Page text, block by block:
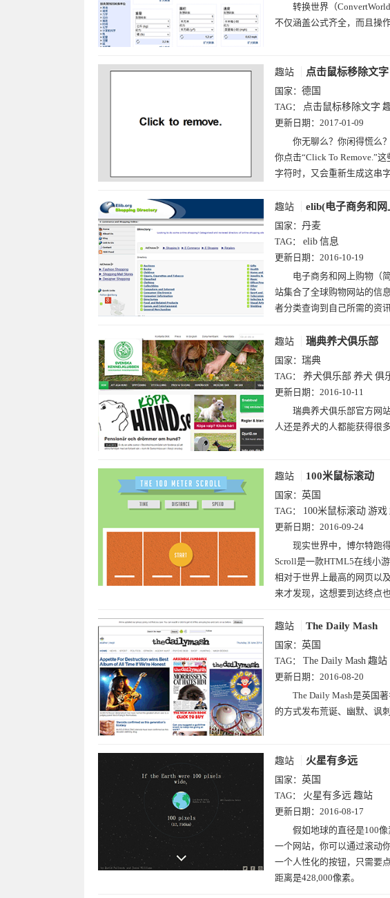
转换世界（
不仅涵盖公式齐全，而且操
趣站 点击鼠标移除文字
国家： 德国
TAG： 点击鼠标移除文字
更新日期： 2017-01-09
你无聊么？你闲得慌么
你点击“Click To Remove.”
字符时，又会重新生成这串
趣站 elib(电子商务和网
国家： 丹麦
TAG： elib 信息
更新日期： 2016-10-19
电子商务和网上购物（
站集合了全球购物网站的信
者分类查询到自己所需的资讯
趣站 瑞典养犬俱乐部
国家： 瑞典
TAG： 养犬俱乐部 养犬 俱
更新日期： 2016-10-11
瑞典养犬俱乐部官方网
人还是养犬的人都能获得很
趣站 100米鼠标滚动
国家： 英国
TAG： 100米鼠标滚动 游戏
更新日期： 2016-09-24
现实世界中，博尔特跑
Scroll是一款HTML5在线小
相对于世界上最高的网页以
来才发现，这想要到达终点
趣站 The Daily Mash
国家： 英国
TAG： The Daily Mash 趣站
更新日期： 2016-08-20
The Daily Mash是英国
的方式发布荒诞、幽默、讽
趣站 火星有多远
国家： 英国
TAG： 火星有多远 趣站
更新日期： 2016-08-17
假如地球的直径是100
一个网站，你可以通过滚动
一个人性化的按钮，只需要
距离是428,000像素。